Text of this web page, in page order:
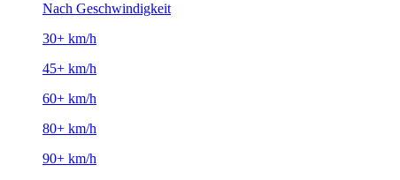
Nach Geschwindigkeit
30+ km/h
45+ km/h
60+ km/h
80+ km/h
90+ km/h